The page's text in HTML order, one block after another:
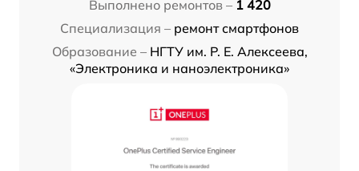
Выполнено ремонтов – 1 420
Специализация – ремонт смартфонов
Образование – НГТУ им. Р. Е. Алексеева,
«Электроника и наноэлектроника»